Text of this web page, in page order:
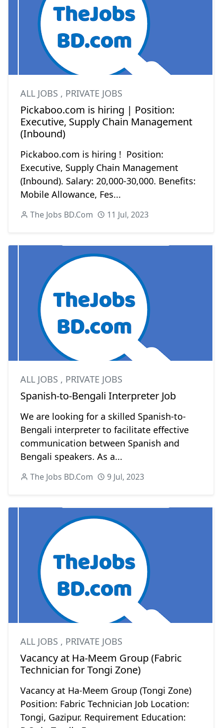
ALL JOBS , PRIVATE JOBS
Pickaboo.com is hiring | Position:
Executive, Supply Chain Management
(Inbound)
Pickaboo.com is hiring ! Position:
Executive, Supply Chain Management
(Inbound). Salary: 20,000-30,000. Benefits:
Mobile Allowance, Fes...
The Jobs BD.Com 11 Jul, 2023
ALL JOBS , PRIVATE JOBS
Spanish-to-Bengali Interpreter Job
We are looking for a skilled Spanish-to-
Bengali interpreter to facilitate effective
communication between Spanish and
Bengali speakers. As a...
The Jobs BD.Com 9 Jul, 2023
ALL JOBS , PRIVATE JOBS
Vacancy at Ha-Meem Group (Fabric
Technician for Tongi Zone)
Vacancy at Ha-Meem Group (Tongi Zone)
Position: Fabric Technician Job Location:
Tongi, Gazipur. Requirement Education: